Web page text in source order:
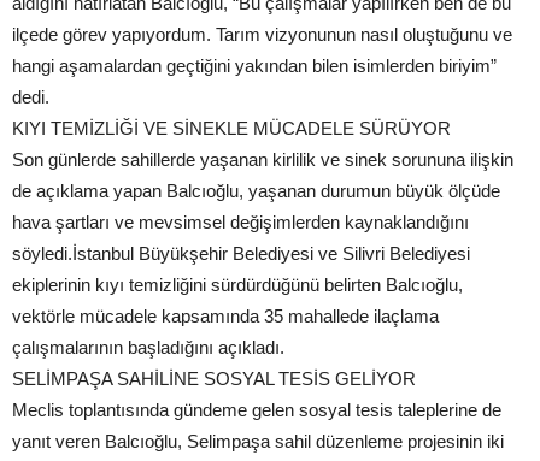
ilçede görev yapıyordum. Tarım vizyonunun nasıl oluştuğunu ve
hangi aşamalardan geçtiğini yakından bilen isimlerden biriyim”
dedi.
KIYI TEMİZLİĞİ VE SİNEKLE MÜCADELE SÜRÜYOR
Son günlerde sahillerde yaşanan kirlilik ve sinek sorununa ilişkin
de açıklama yapan Balcıoğlu, yaşanan durumun büyük ölçüde
hava şartları ve mevsimsel değişimlerden kaynaklandığını
söyledi.İstanbul Büyükşehir Belediyesi ve Silivri Belediyesi
ekiplerinin kıyı temizliğini sürdürdüğünü belirten Balcıoğlu,
vektörle mücadele kapsamında 35 mahallede ilaçlama
çalışmalarının başladığını açıkladı.
SELİMPAŞA SAHİLİNE SOSYAL TESİS GELİYOR
Meclis toplantısında gündeme gelen sosyal tesis taleplerine de
yanıt veren Balcıoğlu, Selimpaşa sahil düzenleme projesinin iki